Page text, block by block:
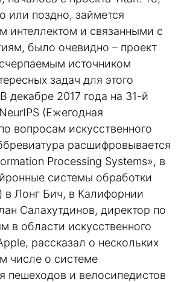
или поздно, займется
интеллектом и связанными с
было очевидно – проект
источником
задач для этого
декабре 2017 года на 31-й
(Ежегодная
вопросам искусственного
расшифровывается
Processing Systems», в
системы обработки
в Лонг Бич, в Калифорнии
Салахутдинов, директор по
в области искусственного
рассказал о нескольких
числе о системе
пешеходов и велосипедистов